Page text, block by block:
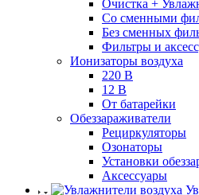
Очистка +
Cо сменными
Без сменных
Фильтры и
Ионизаторы воздуха
220 В
12 В
От батарейки
Обеззараживатели
Рециркуляторы
Озонаторы
Установки
Аксессуары